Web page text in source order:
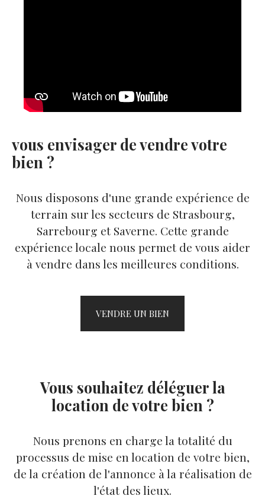
vous envisager de vendre votre
bien ?
Nous disposons d'une grande expérience de
terrain sur les secteurs de Strasbourg,
Sarrebourg et Saverne. Cette grande
expérience locale nous permet de vous aider
à vendre dans les meilleures conditions.
VENDRE UN BIEN
Vous souhaitez déléguer la
location de votre bien ?
Nous prenons en charge la totalité du
processus de mise en location de votre bien,
de la création de l'annonce à la réalisation de
l'état des lieux.